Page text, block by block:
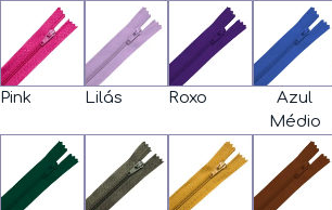
Pink Lilás Roxo
Azul
Médio